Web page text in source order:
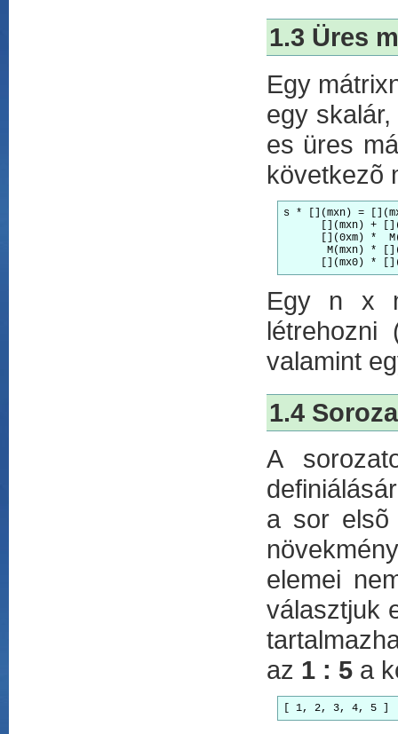
1.3 Üres
Egy
egy
es üres
következõ
s * [](mxn) =
[](mxn) +
[](0xm) *
M(mxn) *
Egy n x
valamint
1.4
A
a sor elsõ
elemei
választjuk
az 1 : 5 a
[ 1, 2, 3, 4, 5 ]